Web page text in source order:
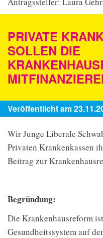
PRIVATE
SOLLEN DIE
Veröffentlicht am
Wir Junge Liberale
Privaten Krankenkassen
Beitrag zur
Begründung:
Die Krankenhausreform
Gesundheitssystem auf